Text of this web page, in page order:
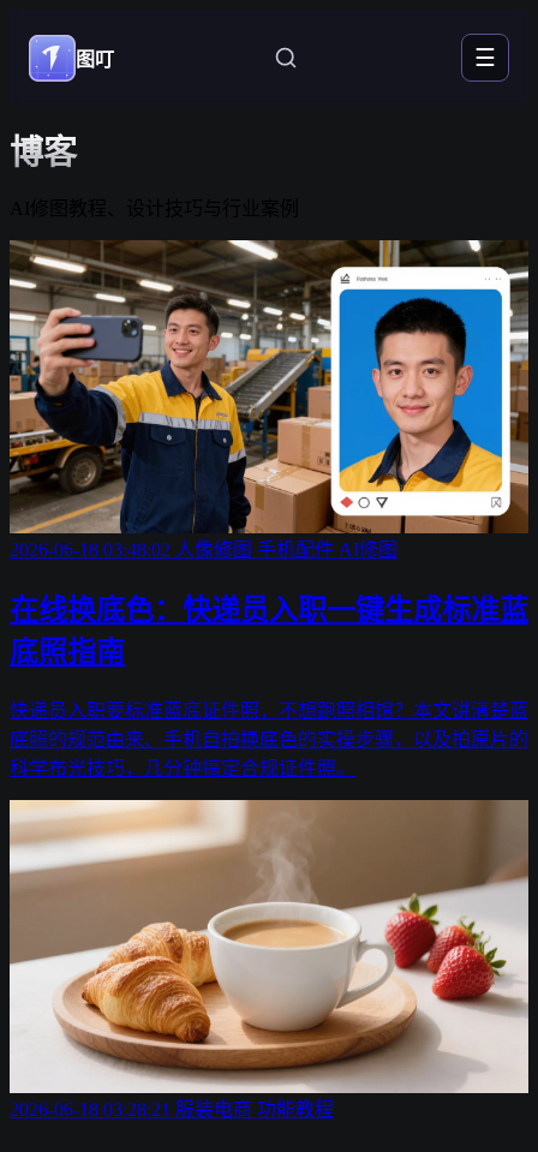
图叮 ☰
博客
2026-06-18 03:48:02 人像修图 手机配件 AI修图
在线换底色：快递员入职一键生成标准蓝
底照指南
快递员入职要标准蓝底证件照，不想跑照相馆？本文讲清楚蓝
底照的规范由来、手机自拍换底色的实操步骤，以及拍原片的
科学布光技巧，几分钟搞定合规证件照。
2026-06-18 03:28:21 服装电商 功能教程